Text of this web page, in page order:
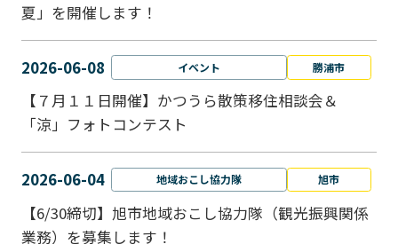
夏」を開催します！
2026-06-08 イベント 勝浦市
【７月１１日開催】かつうら散策移住相談会＆
「涼」フォトコンテスト
2026-06-04 地域おこし協力隊 旭市
【6/30締切】旭市地域おこし協力隊（観光振興関係
業務）を募集します！